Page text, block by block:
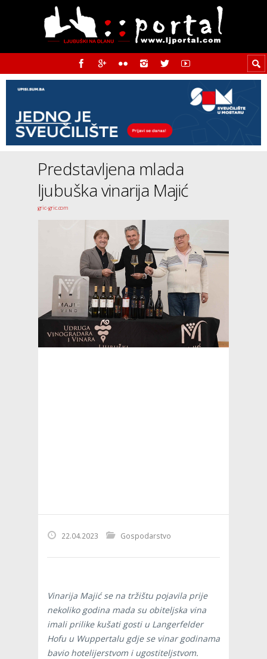
Predstavljena mlada
ljubuška vinarija Majić
gric-gric.com
22.04.2023 Gospodarstvo
Vinarija Majić se na tržištu pojavila prije
nekoliko godina mada su obiteljska vina
imali prilike kušati gosti u Langerfelder
Hofu u Wuppertalu gdje se vinar godinama
bavio hotelijerstvom i ugostiteljstvom.